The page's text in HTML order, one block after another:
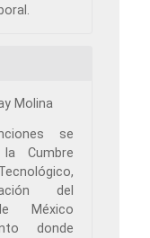
Molina
se
Cumbre
del
México
donde